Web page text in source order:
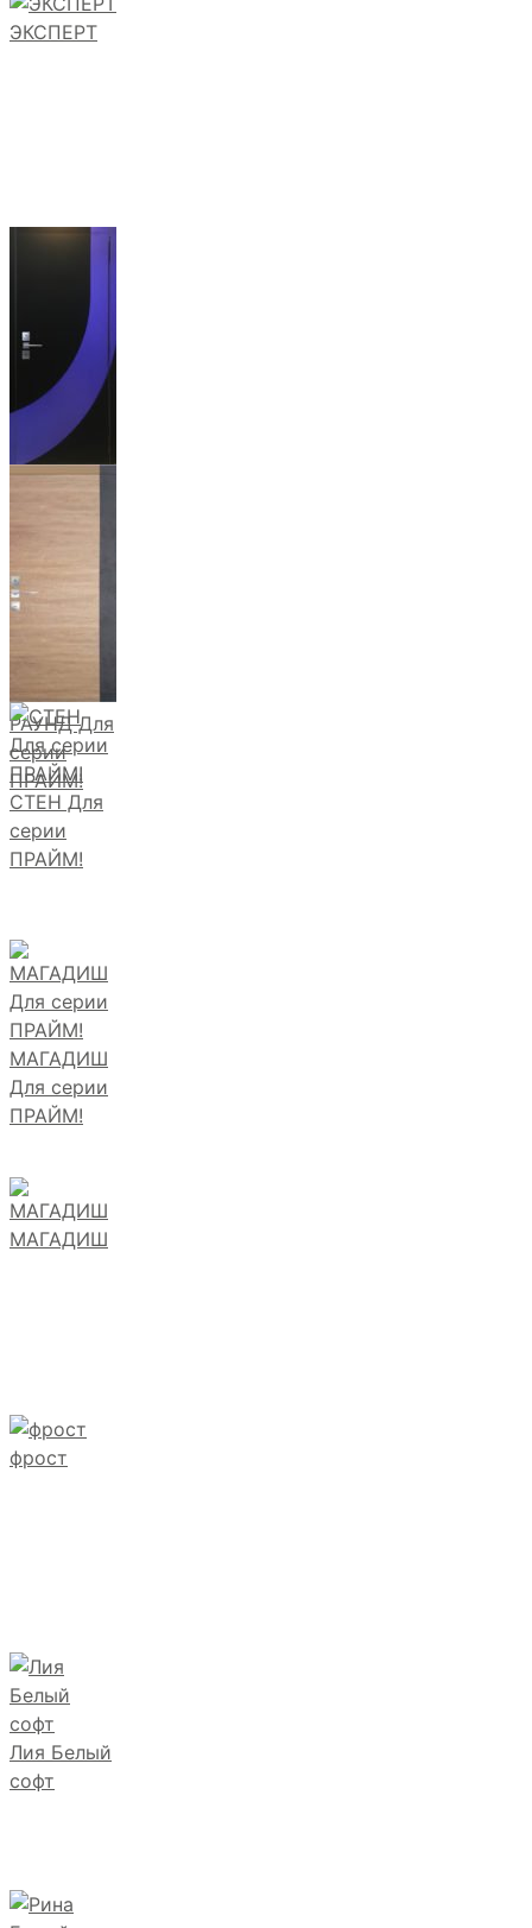
ЭКСПЕРТ
АРАБИС
Для серии
РАУНД Для
серии
ПРАЙМ!
СТЕН Для
серии
ПРАЙМ!
МАГАДИШ
Для серии
ПРАЙМ!
МАГАДИШ
фрост
Лия Белый
софт